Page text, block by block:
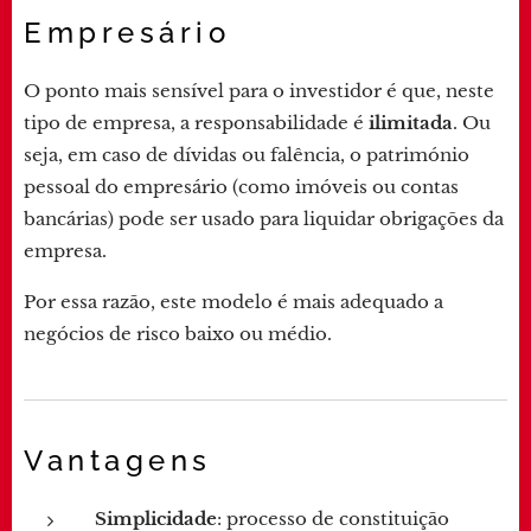
Empresário
O ponto mais sensível para o investidor é que, neste
tipo de empresa, a responsabilidade é ilimitada. Ou
seja, em caso de dívidas ou falência, o património
pessoal do empresário (como imóveis ou contas
bancárias) pode ser usado para liquidar obrigações da
empresa.
Por essa razão, este modelo é mais adequado a
negócios de risco baixo ou médio.
Vantagens
Simplicidade: processo de constituição